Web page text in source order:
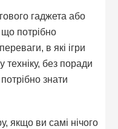
гаджета або
що потрібно
в які ігри
техніку, без поради
знати
якщо ви самі нічого